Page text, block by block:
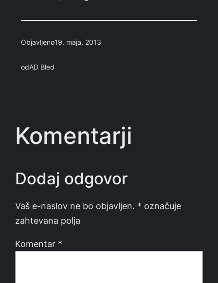
Objavljeno19. maja, 2013
odAD Bled
Komentarji
Dodaj odgovor
Vaš e-naslov ne bo objavljen. * označuje
zahtevana polja
Komentar *